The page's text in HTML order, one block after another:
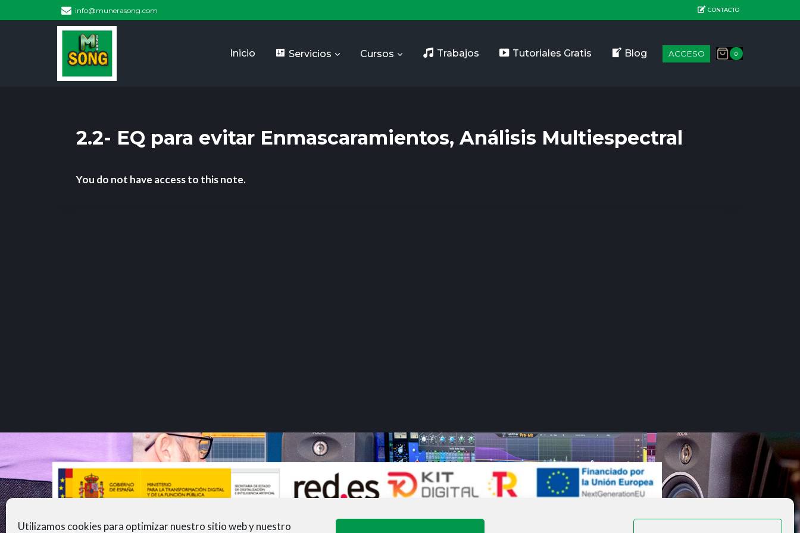
Utilizamos cookies para optimizar nuestro sitio web y nuestro
info@munerasong.com CONTACTO
Inicio Servicios Cursos Trabajos Tutoriales Gratis Blog ACCESO 0
2.2- EQ para evitar Enmascaramientos, Análisis Multiespectral
You do not have access to this note.